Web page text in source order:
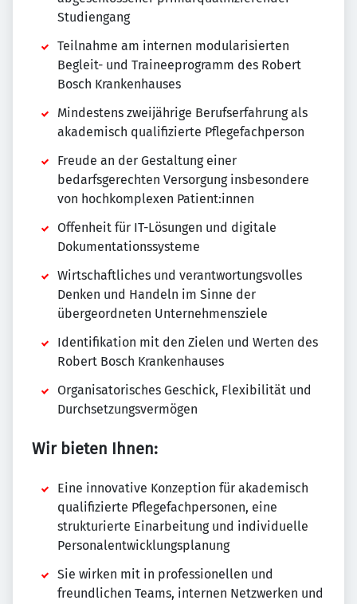
Studiengang
Teilnahme am internen modularisierten
Begleit- und Traineeprogramm des Robert
Bosch Krankenhauses
Mindestens zweijährige Berufserfahrung als
akademisch qualifizierte Pflegefachperson
Freude an der Gestaltung einer
bedarfsgerechten Versorgung insbesondere
von hochkomplexen Patient:innen
Offenheit für IT-Lösungen und digitale
Dokumentationssysteme
Wirtschaftliches und verantwortungsvolles
Denken und Handeln im Sinne der
übergeordneten Unternehmensziele
Identifikation mit den Zielen und Werten des
Robert Bosch Krankenhauses
Organisatorisches Geschick, Flexibilität und
Durchsetzungsvermögen
Wir bieten Ihnen:
Eine innovative Konzeption für akademisch
qualifizierte Pflegefachpersonen, eine
strukturierte Einarbeitung und individuelle
Personalentwicklungsplanung
Sie wirken mit in professionellen und
freundlichen Teams, internen Netzwerken und